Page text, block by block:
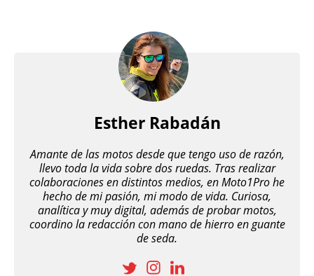
Esther Rabadán
Amante de las motos desde que tengo uso de razón,
llevo toda la vida sobre dos ruedas. Tras realizar
colaboraciones en distintos medios, en Moto1Pro he
hecho de mi pasión, mi modo de vida. Curiosa,
analítica y muy digital, además de probar motos,
coordino la redacción con mano de hierro en guante
de seda.